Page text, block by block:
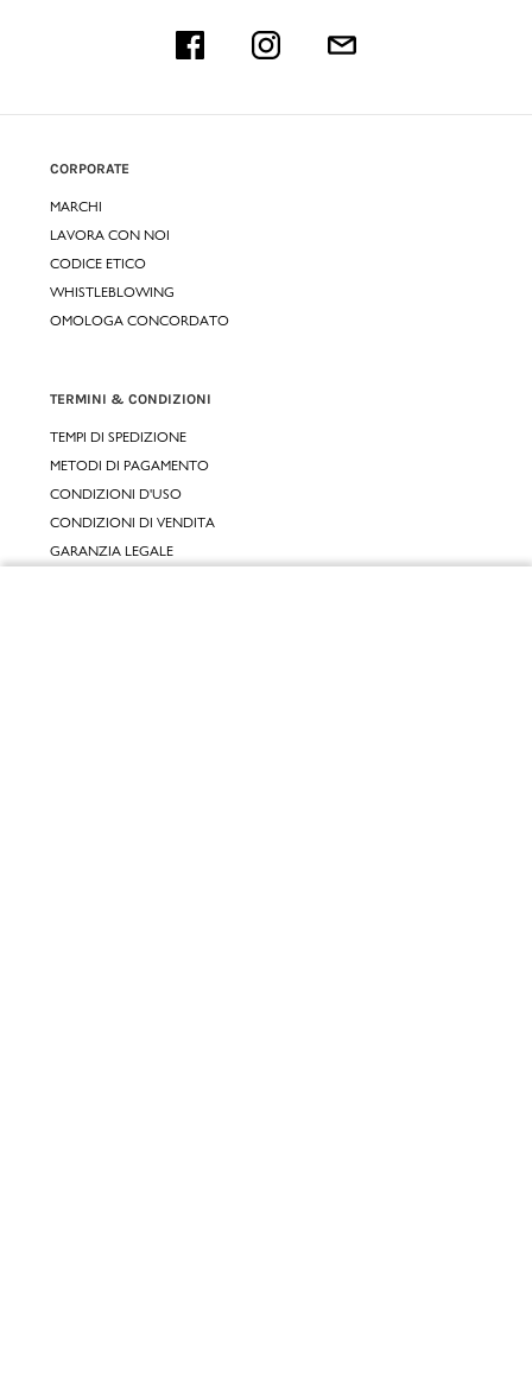
CORPORATE
MARCHI
LAVORA CON NOI
CODICE ETICO
WHISTLEBLOWING
OMOLOGA CONCORDATO
TERMINI & CONDIZIONI
TEMPI DI SPEDIZIONE
METODI DI PAGAMENTO
CONDIZIONI D'USO
CONDIZIONI DI VENDITA
GARANZIA LEGALE